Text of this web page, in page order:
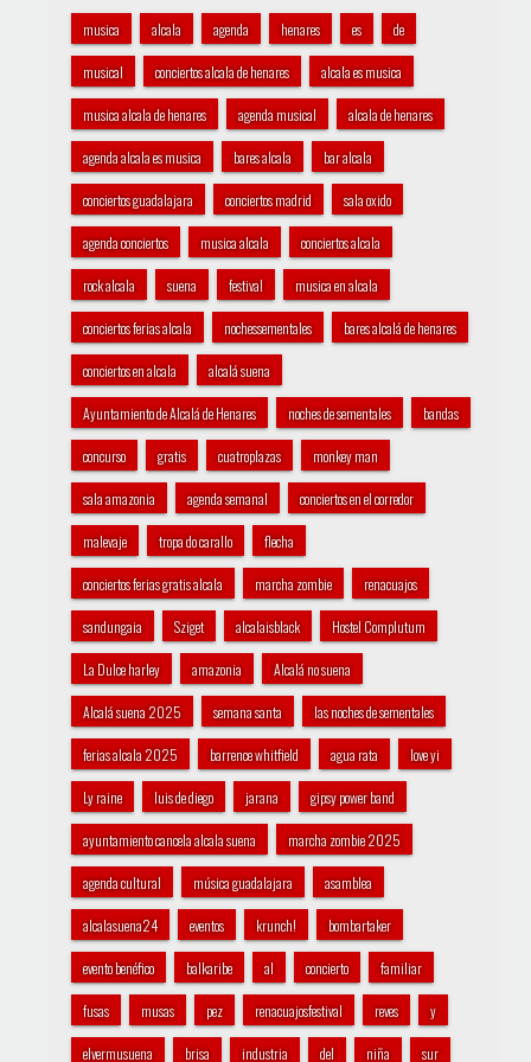
musica alcala agenda henares es de
musical conciertos alcala de henares alcala es musica
musica alcala de henares agenda musical alcala de henares
agenda alcala es musica bares alcala bar alcala
conciertos guadalajara conciertos madrid sala oxido
agenda conciertos musica alcala conciertos alcala
rock alcala suena festival musica en alcala
conciertos ferias alcala nochessementales bares alcalá de henares
conciertos en alcala alcalá suena
Ayuntamiento de Alcalá de Henares noches de sementales bandas
concurso gratis cuatroplazas monkey man
sala amazonia agenda semanal conciertos en el corredor
malevaje tropa do carallo flecha
conciertos ferias gratis alcala marcha zombie renacuajos
sandungaia Sziget alcalaisblack Hostel Complutum
La Dulce harley amazonia Alcalá no suena
Alcalá suena 2025 semana santa las noches de sementales
ferias alcala 2025 barrence whitfield agua rata love yi
Ly raine luis de diego jarana gipsy power band
ayuntamiento cancela alcala suena marcha zombie 2025
agenda cultural música guadalajara asamblea
alcalasuena24 eventos krunch! bombartaker
evento benéfico balkaribe al concierto familiar
fusas musas pez renacuajosfestival reves y
elvermusuena brisa industria del niña sur